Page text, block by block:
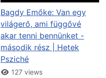
Bagdy Emőke: Van egy
világerő, ami függővé
akar tenni bennünket -
második rész | Hetek
Psziché
127 views